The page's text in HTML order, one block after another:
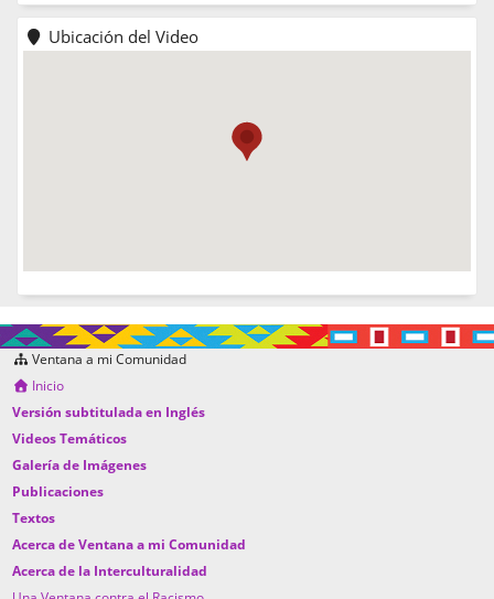
Ubicación del Video
Ventana a mi Comunidad
Inicio
Versión subtitulada en Inglés
Videos Temáticos
Galería de Imágenes
Publicaciones
Textos
Acerca de Ventana a mi Comunidad
Acerca de la Interculturalidad